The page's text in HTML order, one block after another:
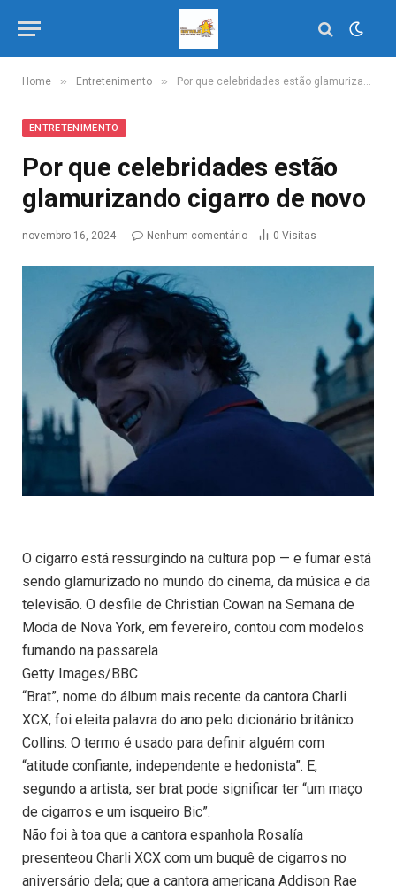
Home » Entretenimento » Por que celebridades estão glamurizando cigarro de novo
ENTRETENIMENTO
Por que celebridades estão
glamurizando cigarro de novo
novembro 16, 2024 Nenhum comentário 0 Visitas
O cigarro está ressurgindo na cultura pop — e fumar está
sendo glamurizado no mundo do cinema, da música e da
televisão. O desfile de Christian Cowan na Semana de
Moda de Nova York, em fevereiro, contou com modelos
fumando na passarela
Getty Images/BBC
“Brat”, nome do álbum mais recente da cantora Charli
XCX, foi eleita palavra do ano pelo dicionário britânico
Collins. O termo é usado para definir alguém com
“atitude confiante, independente e hedonista”. E,
segundo a artista, ser brat pode significar ter “um maço
de cigarros e um isqueiro Bic”.
Não foi à toa que a cantora espanhola Rosalía
presenteou Charli XCX com um buquê de cigarros no
aniversário dela; que a cantora americana Addison Rae